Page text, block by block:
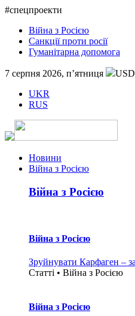
#спецпроекти
Війна з Росією
Санкції проти росії
Гуманітарна допомога
7 серпня 2026, п’ятниця
UKR
RUS
Новини
Війна з Росією
Війна з Росією
Війна з Росією
Зруйнувати Карфаген –
Статті • Війна з Росією
Війна з Росією